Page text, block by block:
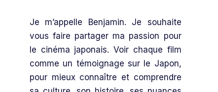
Je m’appelle Benjamin. Je souhaite
vous faire partager ma passion pour
le cinéma japonais. Voir chaque film
comme un témoignage sur le Japon,
pour mieux connaître et comprendre